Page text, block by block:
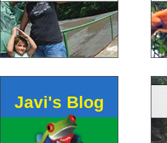
Javi's Blog